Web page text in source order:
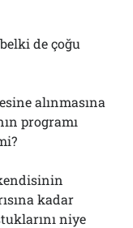
de çoğu
alınmasına
programı
kadar
niye